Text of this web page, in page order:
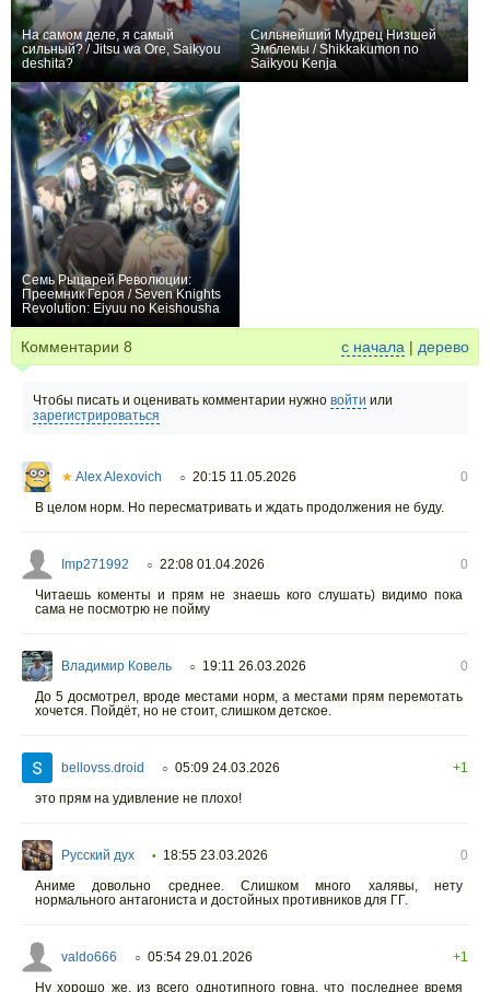
На самом деле, я самый
сильный? / Jitsu wa Ore, Saikyou
deshita?
Сильнейший Мудрец Низшей
Эмблемы / Shikkakumon no
Saikyou Kenja
Семь Рыцарей Революции:
Преемник Героя / Seven Knights
Revolution: Eiyuu no Keishousha
Комментарии 8 с начала | дерево
Чтобы писать и оценивать комментарии нужно войти или
зарегистрироваться
★ Alex Alexovich ○ 20:15 11.05.2026
0
В целом норм. Но пересматривать и ждать продолжения не буду.
Imp271992 ○ 22:08 01.04.2026
0
Читаешь коменты и прям не знаешь кого слушать) видимо пока
сама не посмотрю не пойму
Владимир Ковель ○ 19:11 26.03.2026
0
До 5 досмотрел, вроде местами норм, а местами прям перемотать
хочется. Пойдёт, но не стоит, слишком детское.
bellovss.droid ○ 05:09 24.03.2026
+1
это прям на удивление не плохо!
Русский дух • 18:55 23.03.2026
0
Аниме довольно среднее. Слишком много халявы, нету
нормального антагониста и достойных противников для ГГ.
valdo666 ○ 05:54 29.01.2026
+1
Ну хорошо же, из всего однотипного говна, что последнее время